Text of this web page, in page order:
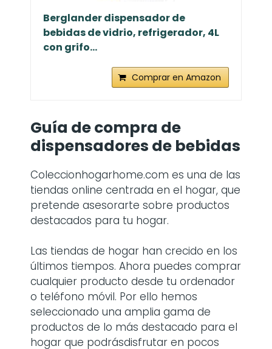
Berglander dispensador de
bebidas de vidrio, refrigerador, 4L
con grifo...
Comprar en Amazon
Guía de compra de
dispensadores de bebidas
Coleccionhogarhome.com es una de las
tiendas online centrada en el hogar, que
pretende asesorarte sobre productos
destacados para tu hogar.
Las tiendas de hogar han crecido en los
últimos tiempos. Ahora puedes comprar
cualquier producto desde tu ordenador
o teléfono móvil. Por ello hemos
seleccionado una amplia gama de
productos de lo más destacado para el
hogar que podrásdisfrutar en pocos